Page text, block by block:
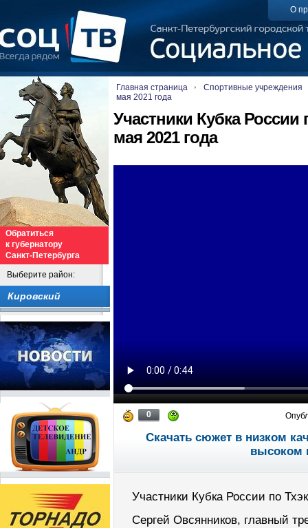
О
Обратиться
к губернатору
Санкт-Петербурга
Выберите район:
Кировский
Главная страница
Спортивные учреждения
мая 2021 года
Участники Кубка
мая 2021 года
0
Скачать сюжет в низком
высоком
Участники Кубка России по
Сергей Овсянников, главный